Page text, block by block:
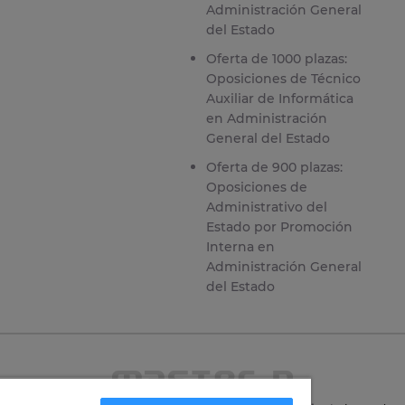
Administración General
del Estado
Oferta de 1000 plazas:
Oposiciones de Técnico
Auxiliar de Informática
en Administración
General del Estado
Oferta de 900 plazas:
Oposiciones de
Administrativo del
Estado por Promoción
Interna en
Administración General
del Estado